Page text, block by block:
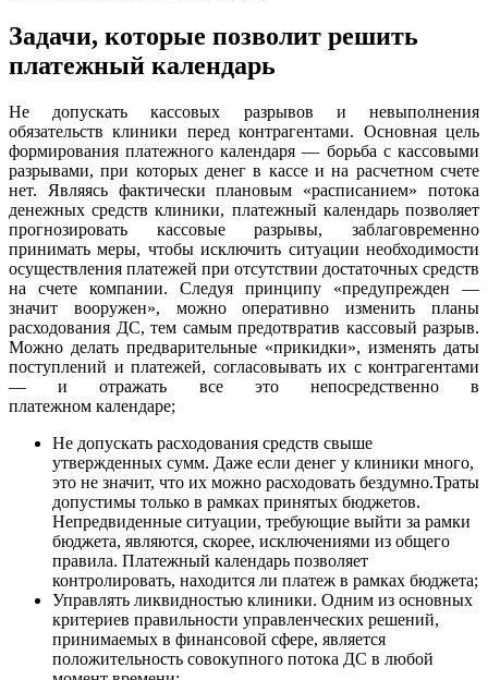
Задачи, которые позволит решить
платежный календарь
Не допускать кассовых разрывов и невыполнения
обязательств клиники перед контрагентами. Основная цель
формирования платежного календаря — борьба с кассовыми
разрывами, при которых денег в кассе и на расчетном счете
нет. Являясь фактически плановым «расписанием» потока
денежных средств клиники, платежный календарь позволяет
прогнозировать кассовые разрывы, заблаговременно
принимать меры, чтобы исключить ситуации необходимости
осуществления платежей при отсутствии достаточных средств
на счете компании. Следуя принципу «предупрежден —
значит вооружен», можно оперативно изменить планы
расходования ДС, тем самым предотвратив кассовый разрыв.
Можно делать предварительные «прикидки», изменять даты
поступлений и платежей, согласовывать их с контрагентами
— и отражать все это непосредственно в
платежном календаре;
Не допускать расходования средств свыше
утвержденных сумм. Даже если денег у клиники много,
это не значит, что их можно расходовать бездумно.Траты
допустимы только в рамках принятых бюджетов.
Непредвиденные ситуации, требующие выйти за рамки
бюджета, являются, скорее, исключениями из общего
правила. Платежный календарь позволяет
контролировать, находится ли платеж в рамках бюджета;
Управлять ликвидностью клиники. Одним из основных
критериев правильности управленческих решений,
принимаемых в финансовой сфере, является
положительность совокупного потока ДС в любой